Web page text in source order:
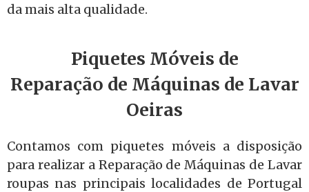
da mais alta qualidade.
Piquetes Móveis de
Reparação de Máquinas de Lavar
Oeiras
Contamos com piquetes móveis a disposição
para realizar a Reparação de Máquinas de Lavar
roupas nas principais localidades de Portugal